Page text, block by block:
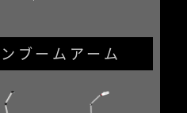
ブームアーム